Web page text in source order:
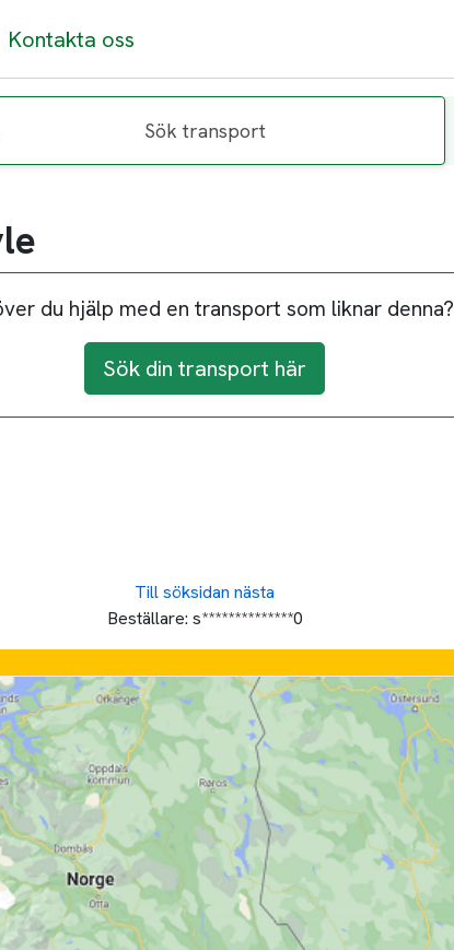
Kontakta oss
Sök transport
du hjälp med en transport som liknar denna?
Sök din transport här
Till söksidan nästa
Beställare: s**************0